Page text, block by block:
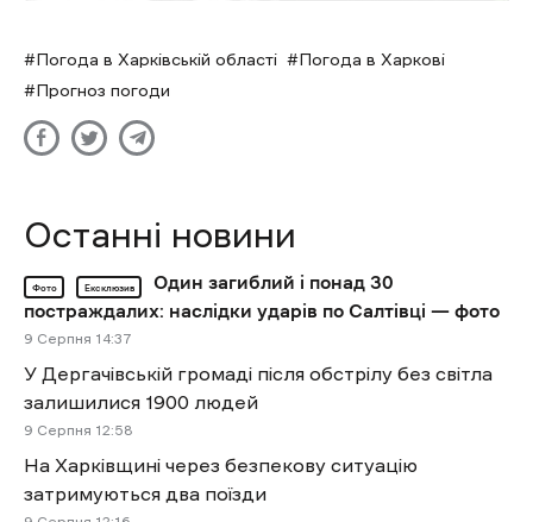
Погода в Харківській області
Погода в Харкові
Прогноз погоди
Останні новини
Фото Ексклюзив
Один загиблий і понад 30
постраждалих: наслідки ударів по Салтівці — фото
9 Cерпня 14:37
У Дергачівській громаді після обстрілу без світла
залишилися 1900 людей
9 Cерпня 12:58
На Харківщині через безпекову ситуацію
затримуються два поїзди